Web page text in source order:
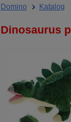
Domino Katalog
Dinosaurus